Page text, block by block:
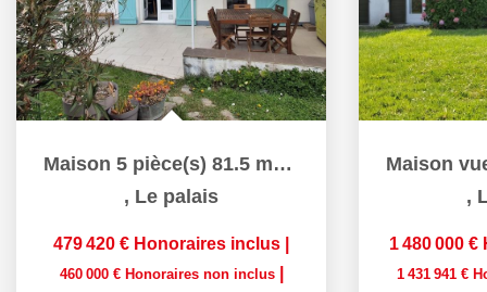
Maison 5 pièce(s) 81.5 m2 Le Palais
, Le palais
479 420 € Honoraires inclus
460 000 € Honoraires non inclus
,
1 480 000 €
1 431 941 €